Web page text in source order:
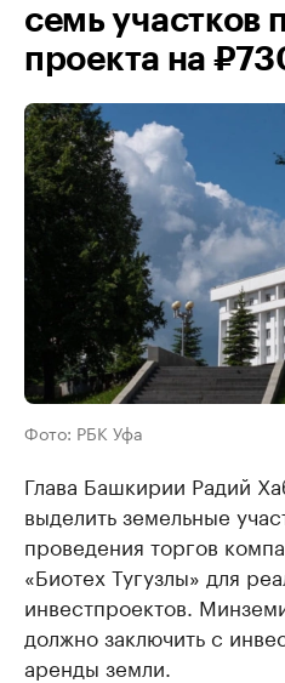
семь участков
проекта на
Фото: РБК Уфа
Глава Башкирии Радий
выделить земельные
проведения торгов
«Биотех Тугузлы» для
инвестпроектов.
должно заключить с
аренды земли.